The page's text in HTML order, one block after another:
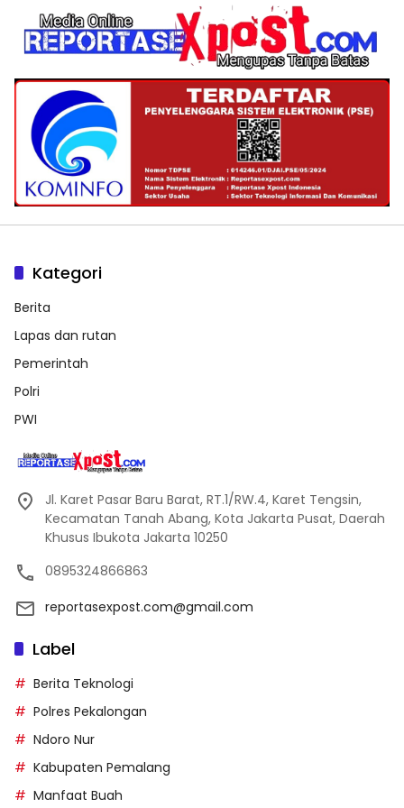
Kategori
Berita
Lapas dan rutan
Pemerintah
Polri
PWI
Jl. Karet Pasar Baru Barat, RT.1/RW.4, Karet Tengsin,
Kecamatan Tanah Abang, Kota Jakarta Pusat, Daerah
Khusus Ibukota Jakarta 10250
0895324866863
reportasexpost.com@gmail.com
Label
Berita Teknologi
Polres Pekalongan
Ndoro Nur
Kabupaten Pemalang
Manfaat Buah